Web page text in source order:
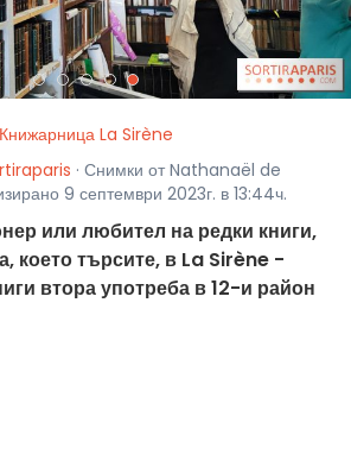
Книжарница La Sirène
· Снимки от Nathanaël de
9 септември 2023г. в 13:44ч.
или любител на редки книги,
което търсите, в La Sirène -
втора употреба в 12-и район